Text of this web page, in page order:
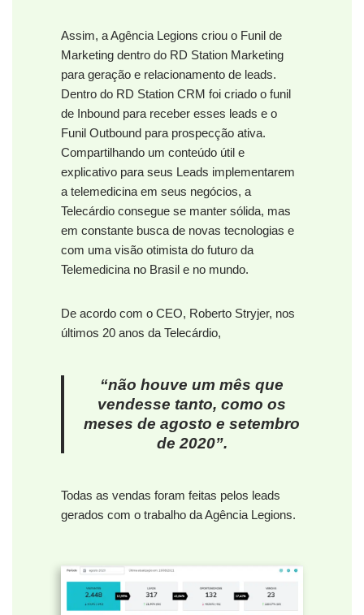
Assim, a Agência Legions criou o Funil de
Marketing dentro do RD Station Marketing
para geração e relacionamento de leads.
Dentro do RD Station CRM foi criado o funil
de Inbound para receber esses leads e o
Funil Outbound para prospecção ativa.
Compartilhando um conteúdo útil e
explicativo para seus Leads implementarem
a telemedicina em seus negócios, a
Telecárdio consegue se manter sólida, mas
em constante busca de novas tecnologias e
com uma visão otimista do futuro da
Telemedicina no Brasil e no mundo.
De acordo com o CEO, Roberto Stryjer, nos
últimos 20 anos da Telecárdio,
“não houve um mês que
vendesse tanto, como os
meses de agosto e setembro
de 2020”.
Todas as vendas foram feitas pelos leads
gerados com o trabalho da Agência Legions.